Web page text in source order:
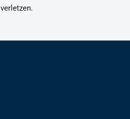
verletzen.